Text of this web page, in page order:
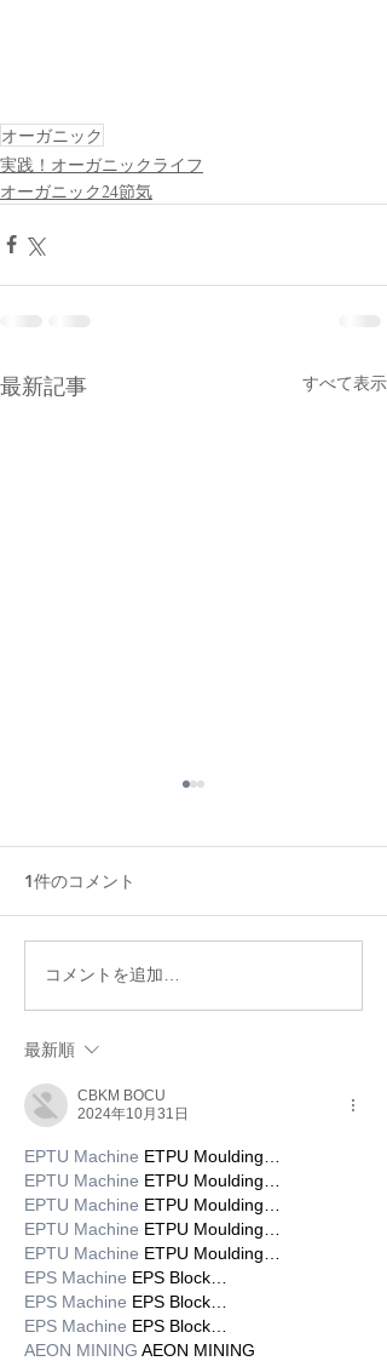
オーガニック
実践！オーガニックライフ
オーガニック24節気
最新記事 すべて表示
冷房病対策★6つのオーガ
ニックお手当法
1件のコメント
コメントを追加…
最新順
CBKM BOCU
2024年10月31日
EPTU Machine ETPU Moulding…
EPTU Machine ETPU Moulding…
EPTU Machine ETPU Moulding…
EPTU Machine ETPU Moulding…
EPTU Machine ETPU Moulding…
EPS Machine EPS Block…
EPS Machine EPS Block…
EPS Machine EPS Block…
AEON MINING AEON MINING